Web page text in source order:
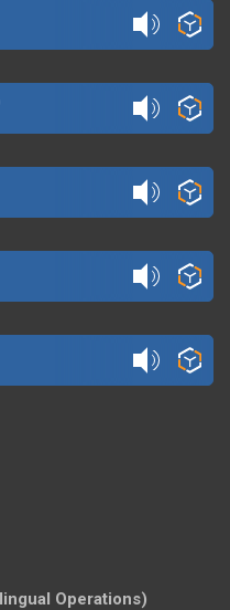
Operations)